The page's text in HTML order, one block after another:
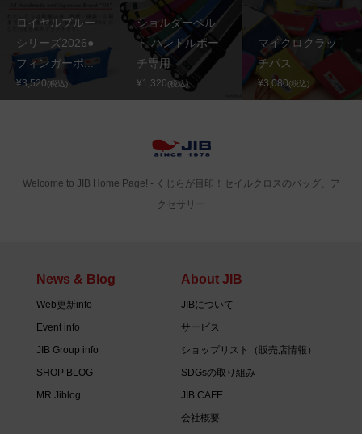
ロイヤルブルー
シリーズ2026●
フィンガーポ...
¥3,520(税込)
ショルダーベル
ト ハンドルポー
チ専用
¥1,320(税込)
マイクロクラッ
チパス
¥3,080(税込)
Welcome to JIB Home Page! ‐ くじらが目印！セイルクロスのバッグ、ア
クセサリー
News & Blog
Web更新info
Event info
JIB Group info
SHOP BLOG
MR.Jiblog
About JIB
JIBについて
サービス
ショップリスト（販売店情報）
SDGsの取り組み
JIB CAFE
会社概要